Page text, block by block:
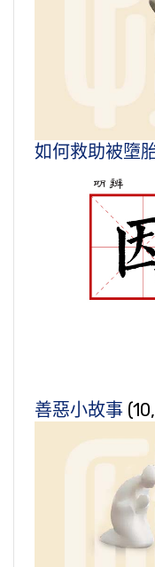
如何救助被墮
善惡小故事